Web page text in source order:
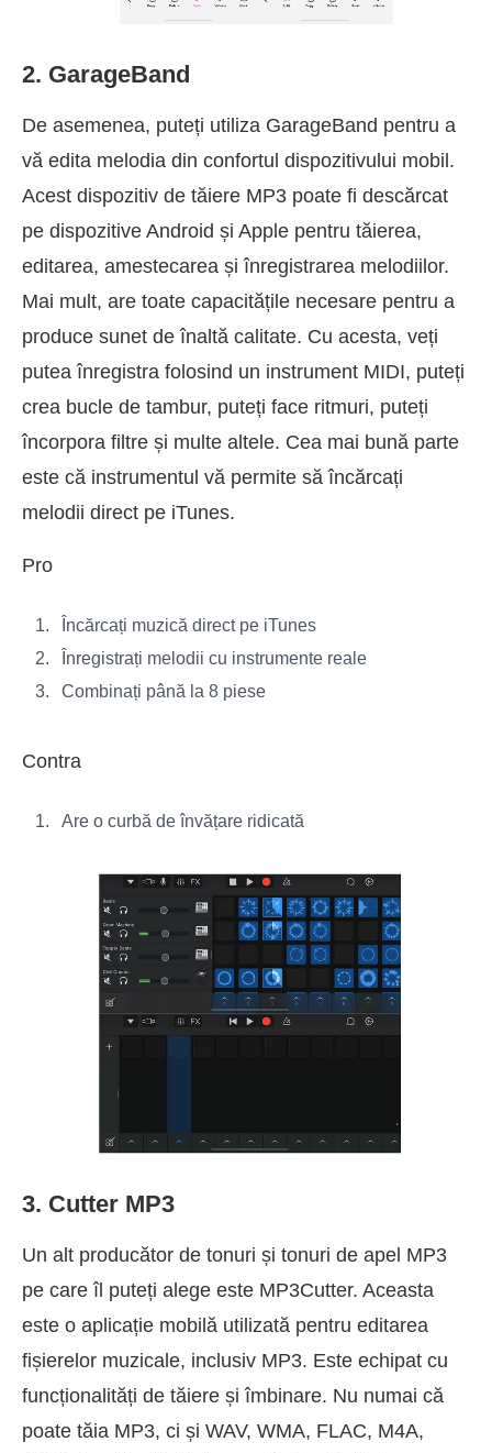
2. GarageBand
De asemenea, puteți utiliza GarageBand pentru a
vă edita melodia din confortul dispozitivului mobil.
Acest dispozitiv de tăiere MP3 poate fi descărcat
pe dispozitive Android și Apple pentru tăierea,
editarea, amestecarea și înregistrarea melodiilor.
Mai mult, are toate capacitățile necesare pentru a
produce sunet de înaltă calitate. Cu acesta, veți
putea înregistra folosind un instrument MIDI, puteți
crea bucle de tambur, puteți face ritmuri, puteți
încorpora filtre și multe altele. Cea mai bună parte
este că instrumentul vă permite să încărcați
melodii direct pe iTunes.
Pro
Încărcați muzică direct pe iTunes
Înregistrați melodii cu instrumente reale
Combinați până la 8 piese
Contra
Are o curbă de învățare ridicată
3. Cutter MP3
Un alt producător de tonuri și tonuri de apel MP3
pe care îl puteți alege este MP3Cutter. Aceasta
este o aplicație mobilă utilizată pentru editarea
fișierelor muzicale, inclusiv MP3. Este echipat cu
funcționalități de tăiere și îmbinare. Nu numai că
poate tăia MP3, ci și WAV, WMA, FLAC, M4A,